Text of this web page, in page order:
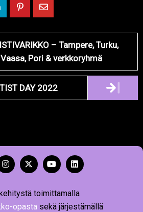
– Tampere, Turku,
Vaasa, Pori & verkkoryhmä
DAY 2022
toimittamalla
opasta sekä järjestämällä